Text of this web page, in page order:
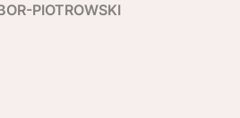
PIOTROWSKI